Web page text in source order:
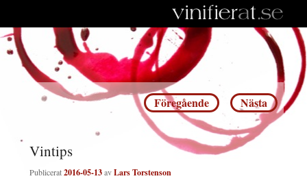
Inläggsnavigering
Föregående Nästa
Vintips
Publicerat2016-05-13avLars Torstenson